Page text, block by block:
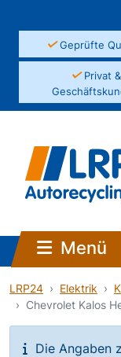
✓Geprüfte
✓Privat &
Menü
LRP24 Elektrik
Chevrolet Kalos
Die Angaben